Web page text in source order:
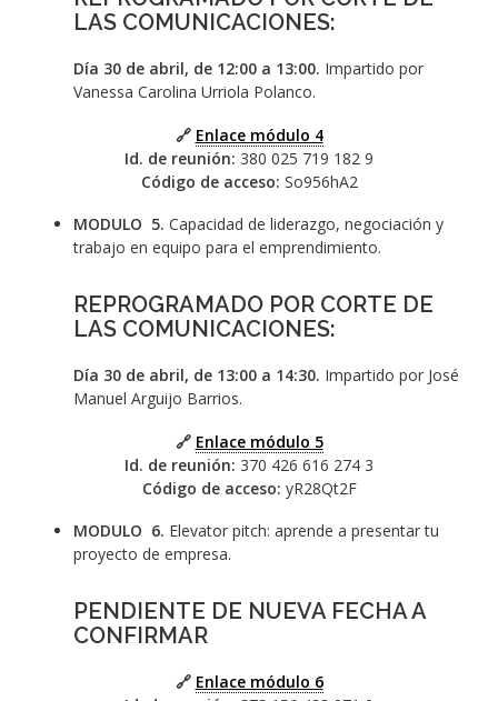
LAS COMUNICACIONES:
Día 30 de abril, de 12:00 a 13:00. Impartido por
Vanessa Carolina Urriola Polanco.
🔗 Enlace módulo 4
Id. de reunión: 380 025 719 182 9
Código de acceso: So956hA2
MODULO 5. Capacidad de liderazgo, negociación y
trabajo en equipo para el emprendimiento.
REPROGRAMADO POR CORTE DE
LAS COMUNICACIONES:
Día 30 de abril, de 13:00 a 14:30. Impartido por José
Manuel Arguijo Barrios.
🔗 Enlace módulo 5
Id. de reunión: 370 426 616 274 3
Código de acceso: yR28Qt2F
MODULO 6. Elevator pitch: aprende a presentar tu
proyecto de empresa.
PENDIENTE DE NUEVA FECHA A
CONFIRMAR
🔗 Enlace módulo 6